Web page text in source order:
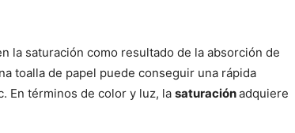
del
la saturación como resultado de la absorción de
toalla de papel puede conseguir una rápida
En términos de color y luz, la saturaciónadquiere